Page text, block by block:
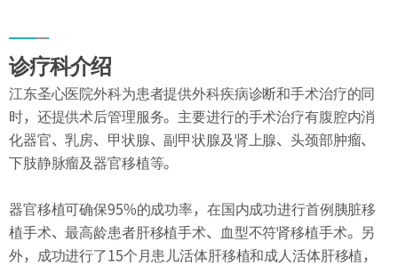
交通信息
诊疗科介绍
江东圣心医院外科为患者提供外科疾病诊断和手术治疗的同
时，还提供术后管理服务。主要进行的手术治疗有腹腔内消
化器官、乳房、甲状腺、副甲状腺及肾上腺、头颈部肿瘤、
下肢静脉瘤及器官移植等。
器官移植可确保95%的成功率，在国内成功进行首例胰脏移
植手术、最高龄患者肝移植手术、血型不符肾移植手术。另
外，成功进行了15个月患儿活体肝移植和成人活体肝移植，